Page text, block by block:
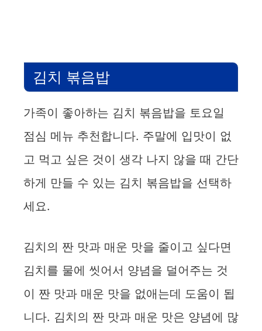
김치 볶음밥
가족이 좋아하는 김치 볶음밥을 토요일
점심 메뉴 추천합니다. 주말에 입맛이 없
고 먹고 싶은 것이 생각 나지 않을 때 간단
하게 만들 수 있는 김치 볶음밥을 선택하
세요.
김치의 짠 맛과 매운 맛을 줄이고 싶다면
김치를 물에 씻어서 양념을 덜어주는 것
이 짠 맛과 매운 맛을 없애는데 도움이 됩
니다. 김치의 짠 맛과 매운 맛은 양념에 많